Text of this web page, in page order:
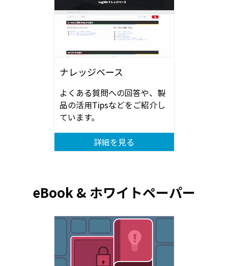
ナレッジベース
よくある質問への回答や、製
品の活用Tipsなどをご紹介し
ています。
詳細を見る
eBook & ホワイトペーパー